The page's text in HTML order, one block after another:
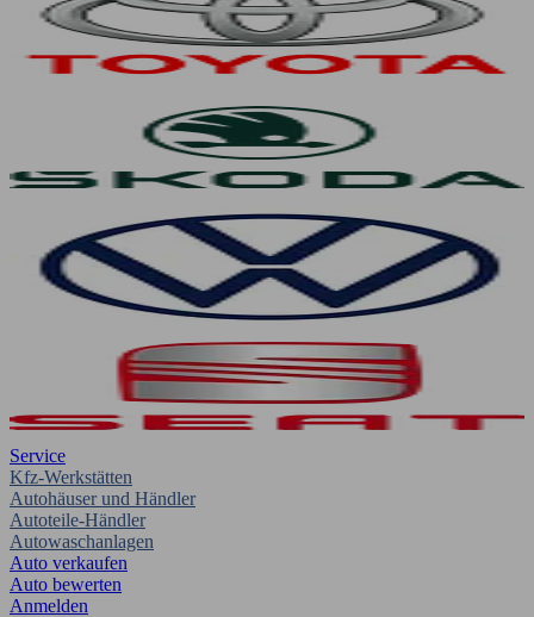
Service
Kfz-Werkstätten
Autohäuser und Händler
Autoteile-Händler
Autowaschanlagen
Auto verkaufen
Auto bewerten
Anmelden